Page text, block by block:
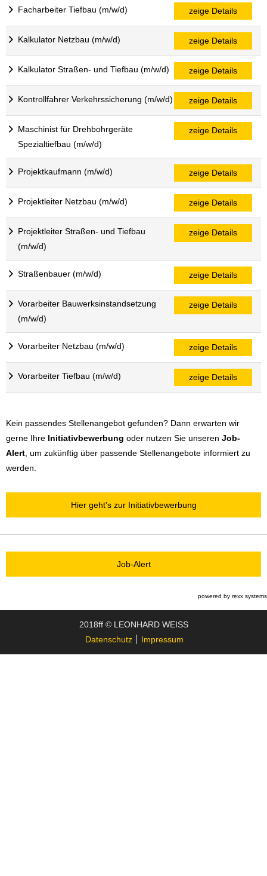
Facharbeiter Tiefbau (m/w/d) zeige Details
Kalkulator Netzbau (m/w/d) zeige Details
Kalkulator Straßen- und Tiefbau (m/w/d) zeige Details
Kontrollfahrer Verkehrssicherung (m/w/d) zeige Details
Maschinist für Drehbohrgeräte
Spezialtiefbau (m/w/d)
zeige Details
Projektkaufmann (m/w/d) zeige Details
Projektleiter Netzbau (m/w/d) zeige Details
Projektleiter Straßen- und Tiefbau
(m/w/d)
zeige Details
Straßenbauer (m/w/d) zeige Details
Vorarbeiter Bauwerksinstandsetzung
(m/w/d)
zeige Details
Vorarbeiter Netzbau (m/w/d) zeige Details
Vorarbeiter Tiefbau (m/w/d) zeige Details
Kein passendes Stellenangebot gefunden? Dann erwarten wir
gerne Ihre Initiativbewerbung oder nutzen Sie unseren Job-
Alert , um zukünftig über passende Stellenangebote informiert zu
werden.
Hier geht's zur Initiativbewerbung
Job-Alert
powered by rexx systems
2018ff © LEONHARD WEISS
Datenschutz
Impressum